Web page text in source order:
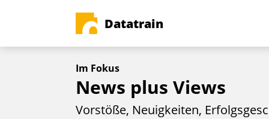
Datatrain
Im Fokus
News plus Views
Vorstöße, Neuigkeiten,